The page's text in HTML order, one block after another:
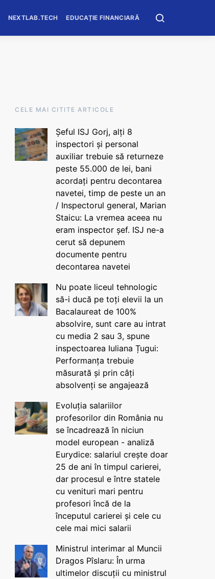
NEXTLAB.TECH EDUCAȚIE FINANCIARĂ
CELE MAI CITITE ARTICOLE
Șeful ISJ Gorj, alți 8
inspectori și personal
auxiliar trebuie să returneze
peste 55.000 de lei, bani
acordați pentru decontarea
navetei, timp de peste un an
/ Inspectorul general, Marian
Staicu: La vremea aceea nu
eram inspector șef. ISJ ne-a
cerut să depunem
documente pentru
decontarea navetei
Nu poate liceul tehnologic
să-i ducă pe toți elevii la un
Bacalaureat de 100%
absolvire, sunt care au intrat
cu media 2 sau 3, spune
inspectoarea Iuliana Țugui:
Performanța trebuie
măsurată și prin câți
absolvenți se angajează
Evoluția salariilor
profesorilor din România nu
se încadrează în niciun
model european - analiză
Eurydice: salariul crește doar
25 de ani în timpul carierei,
dar procesul e între statele
cu venituri mari pentru
profesori încă de la
începutul carierei și cele cu
cele mai mici salarii
Ministrul interimar al Muncii
Dragos Pîslaru: În urma
ultimelor discuții cu ministrul